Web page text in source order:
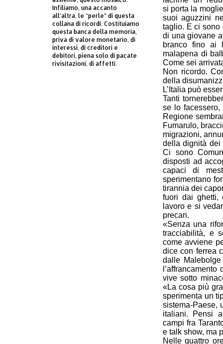
si porta la
suoi aguzzini
taglio. E ci
di una giovane
branco fino ai
malapena di
Come sei
Non ricordo.
della
L’Italia può
Tanti
se lo facessero,
Regione
Fumarulo,
migrazioni,
della dignità dei
Ci sono
disposti ad
capaci di
sperimentano
tirannia dei
fuori dai ghetti,
lavoro e si
precari.
«Senza una
tracciabilità, e
come avviene
dice con ferrea
dalle
vive sotto
«La cosa più
sperimenta un
sistema-Paese,
italiani. Pensi
campi fra
e talk show, ma
Nelle quattro
Infiliamo, una accanto
all’altra, le “perle” di questa
collana di ricordi. Costituiamo
questa banca della memoria,
priva di valore monetario, di
interessi, di creditori e
debitori, piena solo di pacate
rivisitazioni, di affetti.